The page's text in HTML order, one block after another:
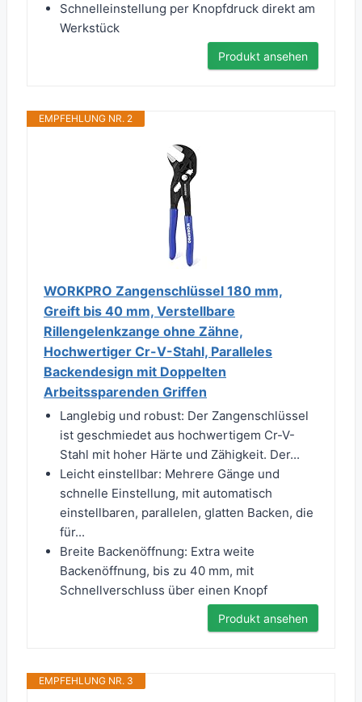
Schnelleinstellung per Knopfdruck direkt am
Werkstück
Produkt ansehen
EMPFEHLUNG NR. 2
WORKPRO Zangenschlüssel 180 mm,
Greift bis 40 mm, Verstellbare
Rillengelenkzange ohne Zähne,
Hochwertiger Cr-V-Stahl, Paralleles
Backendesign mit Doppelten
Arbeitssparenden Griffen
Langlebig und robust: Der Zangenschlüssel
ist geschmiedet aus hochwertigem Cr-V-
Stahl mit hoher Härte und Zähigkeit. Der...
Leicht einstellbar: Mehrere Gänge und
schnelle Einstellung, mit automatisch
einstellbaren, parallelen, glatten Backen, die
für...
Breite Backenöffnung: Extra weite
Backenöffnung, bis zu 40 mm, mit
Schnellverschluss über einen Knopf
Produkt ansehen
EMPFEHLUNG NR. 3